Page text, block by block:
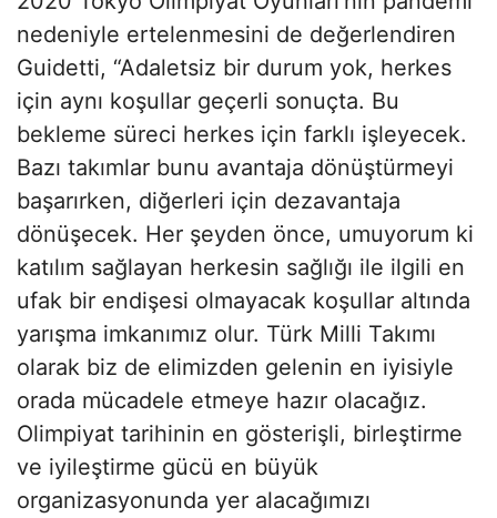
nedeniyle ertelenmesini de değerlendiren
Guidetti, “Adaletsiz bir durum yok, herkes
için aynı koşullar geçerli sonuçta. Bu
bekleme süreci herkes için farklı işleyecek.
Bazı takımlar bunu avantaja dönüştürmeyi
başarırken, diğerleri için dezavantaja
dönüşecek. Her şeyden önce, umuyorum ki
katılım sağlayan herkesin sağlığı ile ilgili en
ufak bir endişesi olmayacak koşullar altında
yarışma imkanımız olur. Türk Milli Takımı
olarak biz de elimizden gelenin en iyisiyle
orada mücadele etmeye hazır olacağız.
Olimpiyat tarihinin en gösterişli, birleştirme
ve iyileştirme gücü en büyük
organizasyonunda yer alacağımızı